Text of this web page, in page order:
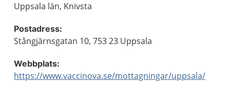
Uppsala län, Knivsta
Postadress:
Stångjärnsgatan 10, 753 23 Uppsala
Webbplats:
https://www.vaccinova.se/mottagningar/uppsala/